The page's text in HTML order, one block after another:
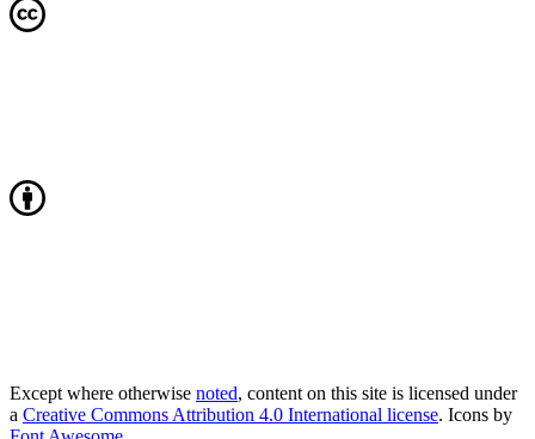
Except where otherwise noted, content on this site is licensed under
a Creative Commons Attribution 4.0 International license. Icons by